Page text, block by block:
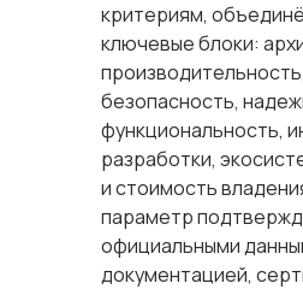
критериям,
ключевые блоки:
производительность,
безопасность,
функциональность,
разработки,
и стоимость
параметр
официальными
документацией,